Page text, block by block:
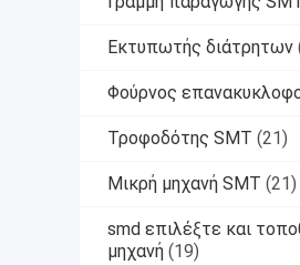
Εκτυπωτής διάτρητων
Φούρνος
Τροφοδότης SMT (21)
Μικρή μηχανή SMT (21)
smd επιλέξτε και
μηχανή (19)